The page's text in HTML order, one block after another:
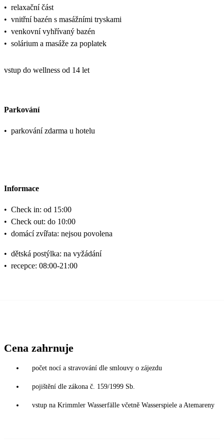
• relaxační část
• vnitřní bazén s masážními tryskami
• venkovní vyhřívaný bazén
• solárium a masáže za poplatek
vstup do wellness od 14 let
Parkování
• parkování zdarma u hotelu
Informace
• Check in: od 15:00
• Check out: do 10:00
• domácí zvířata: nejsou povolena
• dětská postýlka: na vyžádání
• recepce: 08:00-21:00
Cena zahrnuje
počet nocí a stravování dle smlouvy o zájezdu
pojištění dle zákona č. 159/1999 Sb.
vstup na Krimmler Wasserfälle včetně Wasserspiele a Atemareny